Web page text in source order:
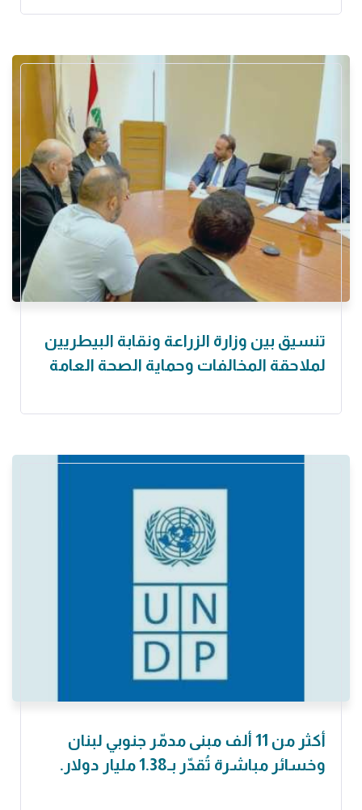
تنسيق بين وزارة الزراعة ونقابة البيطريين
لملاحقة المخالفات وحماية الصحة العامة
أكثر من 11 ألف مبنى مدمّر جنوبي لبنان
وخسائر مباشرة تُقدّر بـ1.38 مليار دولار.